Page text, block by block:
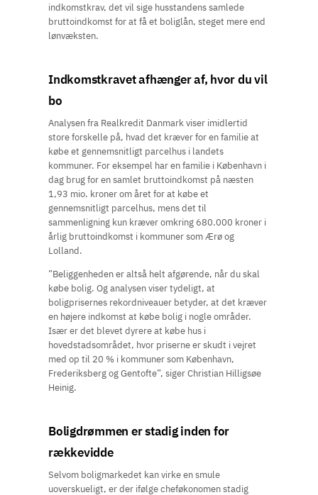
indkomstkrav, det vil sige husstandens samlede
bruttoindkomst for at få et boliglån, steget mere end
lønvæksten.
Indkomstkravet afhænger af, hvor du vil
bo
Analysen fra Realkredit Danmark viser imidlertid
store forskelle på, hvad det kræver for en familie at
købe et gennemsnitligt parcelhus i landets
kommuner. For eksempel har en familie i København i
dag brug for en samlet bruttoindkomst på næsten
1,93 mio. kroner om året for at købe et
gennemsnitligt parcelhus, mens det til
sammenligning kun kræver omkring 680.000 kroner i
årlig bruttoindkomst i kommuner som Ærø og
Lolland.
”Beliggenheden er altså helt afgørende, når du skal
købe bolig. Og analysen viser tydeligt, at
boligprisernes rekordniveauer betyder, at det kræver
en højere indkomst at købe bolig i nogle områder.
Især er det blevet dyrere at købe hus i
hovedstadsområdet, hvor priserne er skudt i vejret
med op til 20 % i kommuner som København,
Frederiksberg og Gentofte”, siger Christian Hilligsøe
Heinig.
Boligdrømmen er stadig inden for
rækkevidde
Selvom boligmarkedet kan virke en smule
uoverskueligt, er der ifølge cheføkonomen stadig